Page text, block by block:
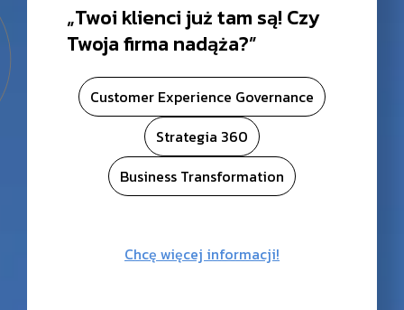
„Twoi klienci już tam są! Czy
Twoja firma nadąża?”
Customer Experience Governance
Strategia 360
Business Transformation
Chcę więcej informacji!